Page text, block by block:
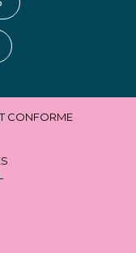
CONFORME